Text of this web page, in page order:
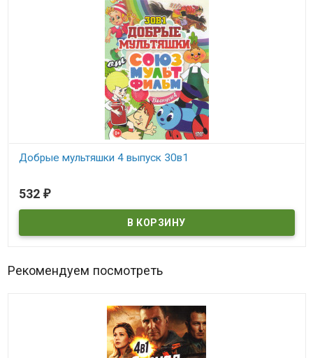
Добрые мультяшки 4 выпуск 30в1
В наличии
532 ₽
Рекомендуем посмотреть